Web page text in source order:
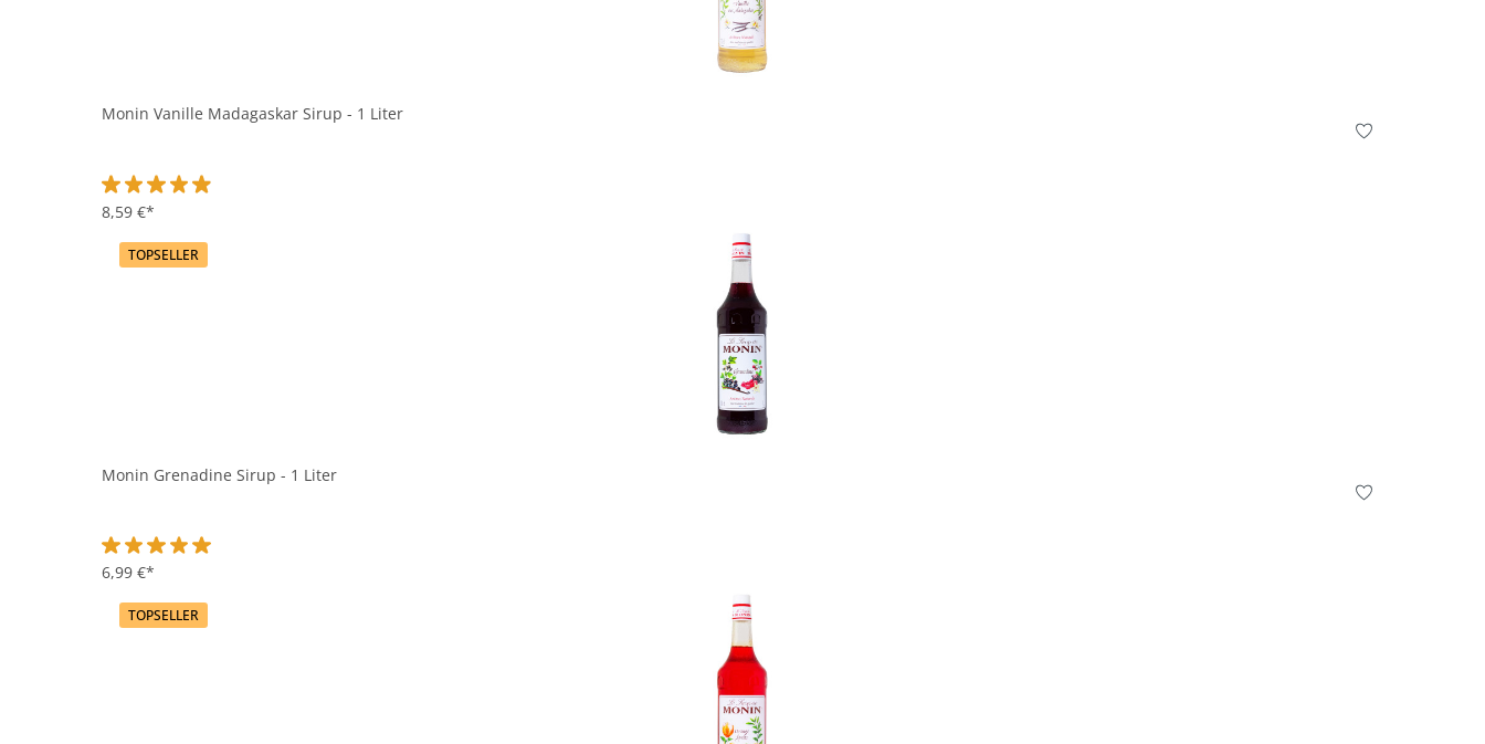
Monin Vanille Madagaskar Sirup - 1 Liter
Durchschnittliche Bewertung von 4.9 von 5 Sternen
8,59 €*
In den Korb
TOPSELLER
Monin Grenadine Sirup - 1 Liter
Durchschnittliche Bewertung von 5 von 5 Sternen
6,99 €*
In den Korb
TOPSELLER